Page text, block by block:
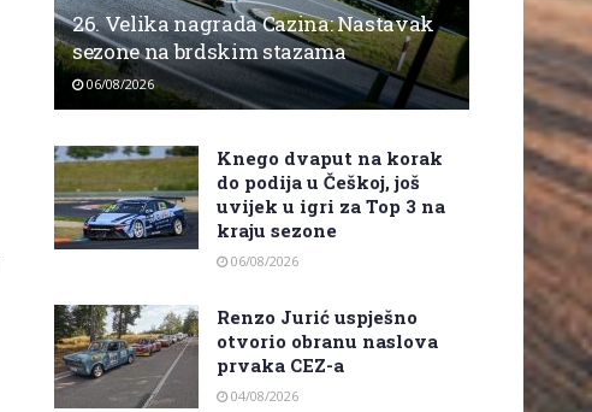
26. Velika nagrada Cazina: Nastavak
sezone na brdskim stazama
06/08/2026
Knego dvaput na korak
do podija u Češkoj, još
uvijek u igri za Top 3 na
kraju sezone
06/08/2026
Renzo Jurić uspješno
otvorio obranu naslova
prvaka CEZ-a
04/08/2026